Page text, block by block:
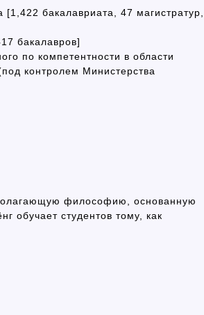
бакалавриата, 47 магистратур,
бакалавров]
по компетентности в области
контролем Министерства
философию, основанную
обучает студентов тому, как